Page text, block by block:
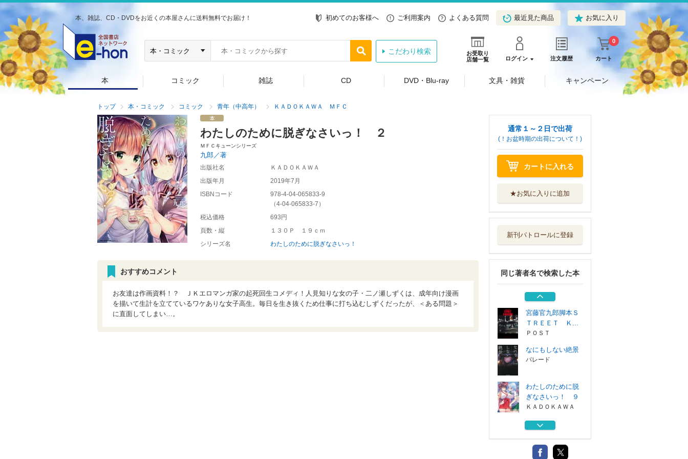
本、雑誌、CD・DVDをお近くの本屋さんに送料無料でお届け！ 初めてのお客様へ ご利用案内 よくある質問 最近見た商品 お気に入り
お受取り
店舗一覧
ログイン 注文履歴 カート
0
こだわり検索
本 コミック 雑誌 CD DVD・Blu-ray 文具・雑貨 キャンペーン
トップ 本・コミック コミック 青年（中高年） ＫＡＤＯＫＡＷＡ ＭＦＣ
わたしのために脱ぎなさいっ！ ２
ＭＦＣキューンシリーズ
九郎／著
出版社名
ＫＡＤＯＫＡＷＡ
出版年月
2019年7月
ISBNコード
978-4-04-065833-9
（4-04-065833-7 ）
税込価格
693円
頁数・縦
１３０Ｐ １９ｃｍ
シリーズ名
わたしのために脱ぎなさいっ！
おすすめコメント
お友達は作画資料！？ ＪＫエロマンガ家の起死回生コメディ！人見知りな女の子・二ノ瀬しずくは、成年向け漫画
を描いて生計を立てているワケありな女子高生。毎日を生き抜くため仕事に打ち込むしずくだったが、＜ある問題＞
に直面してしまい…。
通常１～２日で出荷
(！お盆時期の出荷について！)
カートに入れる
★お気に入りに追加
新刊パトロールに登録
同じ著者名で検索した本
わたしのために脱
ぎなさいっ！ ９
「三方よし」の家
ＰＨＰ研究所
わたしのために脱
ぎなさいっ！ ８
ＫＡＤＯＫＡＷＡ
宮藤官九郎脚本Ｓ
ＴＲＥＥＴ Ｋ...
ＰＯＳＴ
なにもしない絶景
パレード
わたしのために脱
ぎなさいっ！ ９
ＫＡＤＯＫＡＷＡ
「三方よし」の家
ＰＨＰ研究所